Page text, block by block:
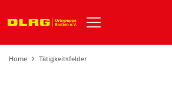
Home Tätigkeitsfelder